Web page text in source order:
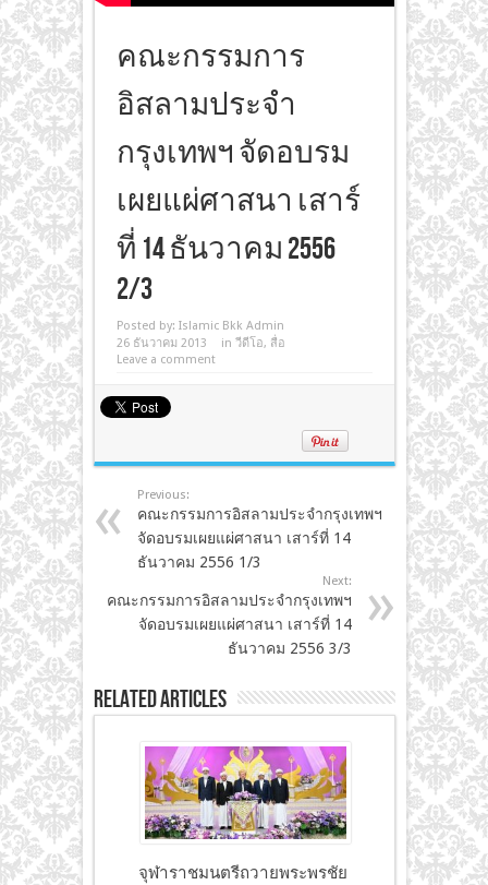
คณะกรรมการ
อิสลามประจำ
กรุงเทพฯ จัดอบรม
เผยแผ่ศาสนา เสาร์
ที่ 14 ธันวาคม 2556
2/3
Posted by: Islamic Bkk Admin
26 ธันวาคม 2013
in วีดีโอ, สื่อ
Leave a comment
Previous:
คณะกรรมการอิสลามประจำกรุงเทพฯ
จัดอบรมเผยแผ่ศาสนา เสาร์ที่ 14
ธันวาคม 2556 1/3
Next:
คณะกรรมการอิสลามประจำกรุงเทพฯ
จัดอบรมเผยแผ่ศาสนา เสาร์ที่ 14
ธันวาคม 2556 3/3
Related Articles
จุฬาราชมนตรีถวายพระพรชัย